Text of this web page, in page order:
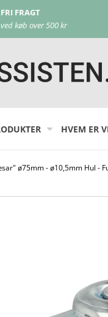
HVEM ER
ø75mm - ø10,5mm Hul -